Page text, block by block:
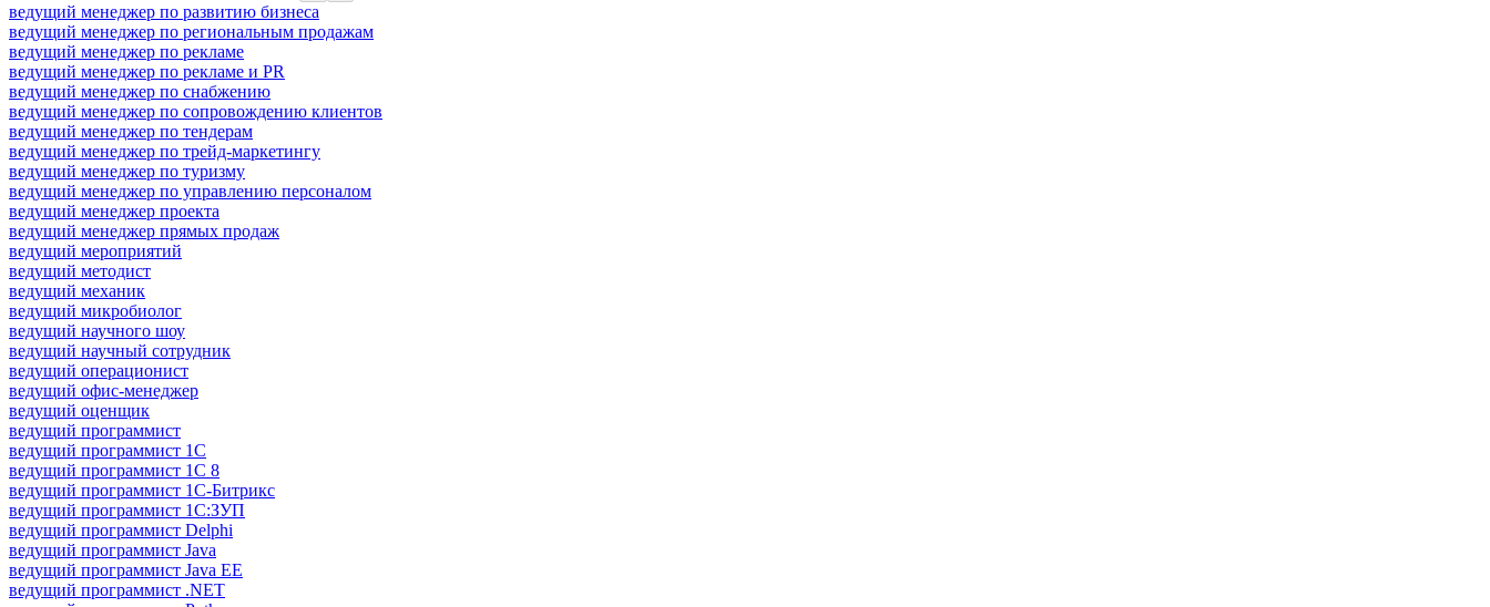
ведущий менеджер по развитию бизнеса
ведущий менеджер по региональным продажам
ведущий менеджер по рекламе
ведущий менеджер по рекламе и PR
ведущий менеджер по снабжению
ведущий менеджер по сопровождению клиентов
ведущий менеджер по тендерам
ведущий менеджер по трейд-маркетингу
ведущий менеджер по туризму
ведущий менеджер по управлению персоналом
ведущий менеджер проекта
ведущий менеджер прямых продаж
ведущий мероприятий
ведущий методист
ведущий механик
ведущий микробиолог
ведущий научного шоу
ведущий научный сотрудник
ведущий операционист
ведущий офис-менеджер
ведущий оценщик
ведущий программист
ведущий программист 1C
ведущий программист 1С 8
ведущий программист 1С-Битрикс
ведущий программист 1С:ЗУП
ведущий программист Delphi
ведущий программист Java
ведущий программист Java EE
ведущий программист .NET